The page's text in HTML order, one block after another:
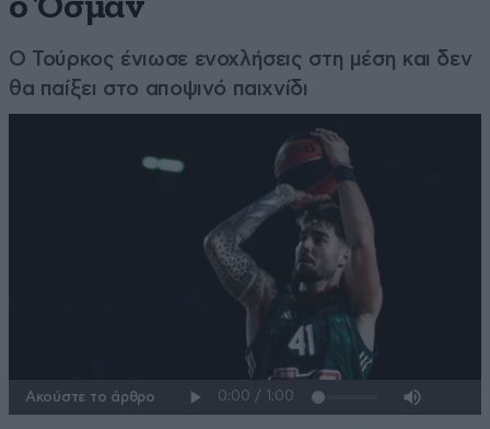
Ο Τούρκος ένιωσε ενοχλήσεις στη μέση και δεν
θα παίξει στο αποψινό παιχνίδι
Ακούστε το άρθρο